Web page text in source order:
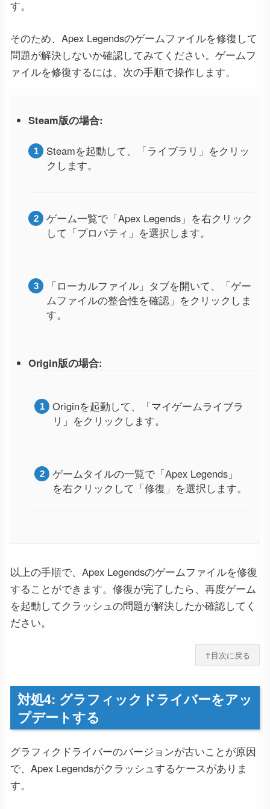
す。
そのため、Apex Legendsのゲームファイルを修復して
問題が解決しないか確認してみてください。ゲームフ
ァイルを修復するには、次の手順で操作します。
Steam版の場合:
Steamを起動して、「ライブラリ」をクリッ
クします。
ゲーム一覧で「Apex Legends」を右クリック
して「プロパティ」を選択します。
「ローカルファイル」タブを開いて、「ゲー
ムファイルの整合性を確認」をクリックしま
す。
Origin版の場合:
Originを起動して、「マイゲームライブラ
リ」をクリックします。
ゲームタイルの一覧で「Apex Legends」
を右クリックして「修復」を選択します。
以上の手順で、Apex Legendsのゲームファイルを修復
することができます。修復が完了したら、再度ゲーム
を起動してクラッシュの問題が解決したか確認してく
ださい。
↑目次に戻る
対処4: グラフィックドライバーをアッ
プデートする
グラフィクドライバーのバージョンが古いことが原因
で、Apex Legendsがクラッシュするケースがありま
す。